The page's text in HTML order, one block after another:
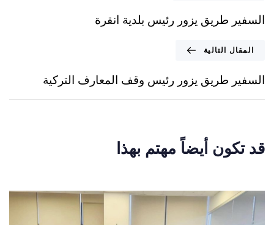
السفير طريق يزور رئيس بلدية انقرة
المقال التالية
السفير طريق يزور رئيس وقف المعارف التركية